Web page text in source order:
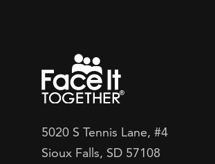
5020 S Tennis Lane, #4
Sioux Falls, SD 57108